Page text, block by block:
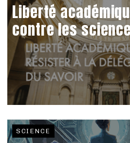
Liberté
contre les
SCIENCE